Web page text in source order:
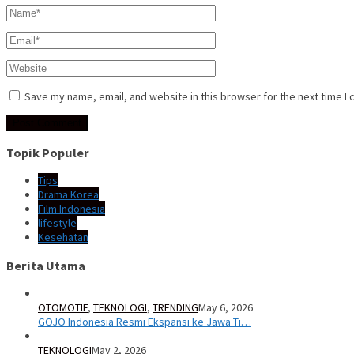
Save my name, email, and website in this browser for the next time I
Topik Populer
Tips
Drama Korea
Film Indonesia
lifestyle
Kesehatan
Berita Utama
OTOMOTIF, TEKNOLOGI, TRENDINGMay 6, 2026
GOJO Indonesia Resmi Ekspansi ke Jawa Ti…
TEKNOLOGIMay 2, 2026